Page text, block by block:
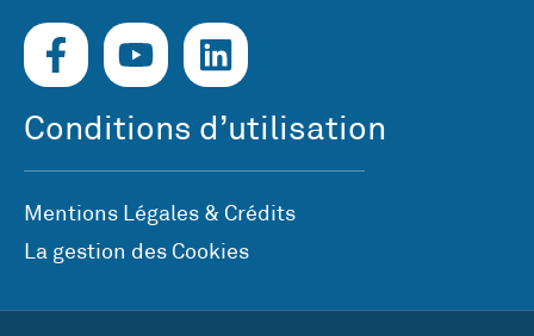
Conditions d’utilisation
Mentions Légales & Crédits
La gestion des Cookies